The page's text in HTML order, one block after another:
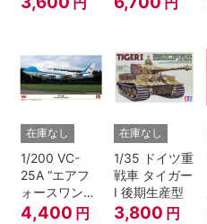
在庫なし
1/200 VC-
25A “エアフ
ォースワン
2022”
4,400 円
在庫なし
1/35 ドイツ重
戦車 タイガー
I 後期生産型
3,800 円